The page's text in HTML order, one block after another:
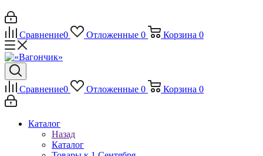
Сравнение0 Отложенные 0 Корзина 0
Сравнение0 Отложенные 0 Корзина 0
Каталог
Назад
Каталог